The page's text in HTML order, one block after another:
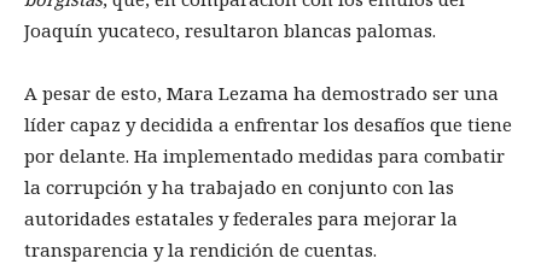
Joaquín yucateco, resultaron blancas palomas.
A pesar de esto, Mara Lezama ha demostrado ser una
líder capaz y decidida a enfrentar los desafíos que tiene
por delante. Ha implementado medidas para combatir
la corrupción y ha trabajado en conjunto con las
autoridades estatales y federales para mejorar la
transparencia y la rendición de cuentas.